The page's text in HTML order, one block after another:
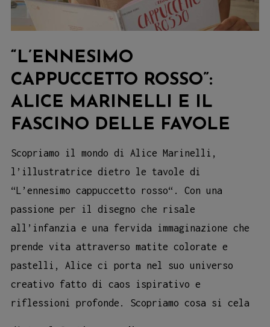
“L’ENNESIMO
CAPPUCCETTO ROSSO”:
ALICE MARINELLI E IL
FASCINO DELLE FAVOLE
Scopriamo il mondo di Alice Marinelli,
l’illustratrice dietro le tavole di
“L’ennesimo cappuccetto rosso“. Con una
passione per il disegno che risale
all’infanzia e una fervida immaginazione che
prende vita attraverso matite colorate e
pastelli, Alice ci porta nel suo universo
creativo fatto di caos ispirativo e
riflessioni profonde. Scopriamo cosa si cela